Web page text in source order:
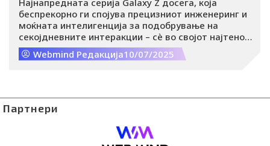
беспрекорно ги спојува прецизниот инженеринг и
моќната интелигенција за подобрување на
секојдневните интеракции – сè во својот најтенок
и најлесен дизајн досега.
Webmind Редакција10/07/2025
Партнери